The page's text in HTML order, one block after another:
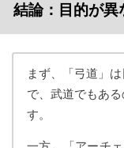
結論：目的が異
まず、「弓道」
で、武道でもあ
す。